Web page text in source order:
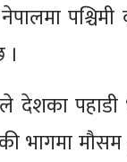
देशका
भागमा